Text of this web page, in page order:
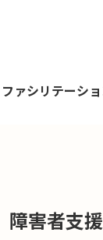
ファシリテーシ
障害者